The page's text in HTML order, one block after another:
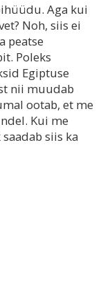
Aga kui
Noh, siis ei
peatse
Poleks
Egiptuse
nii muudab
ootab, et me
Kui me
siis ka